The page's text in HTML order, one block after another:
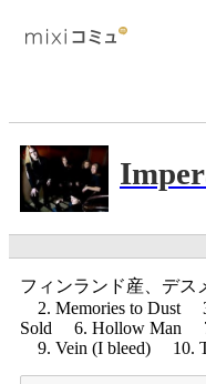
フィンランド産、デス
2. Memories to Dust
Sold 6. Hollow Man
9. Vein (I bleed) 10.